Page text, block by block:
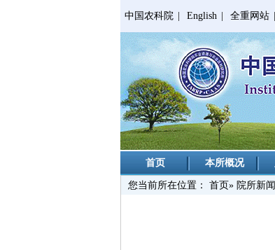
中国农科院 English 全重网站
首页 本所概况
您当前所在位置： 首页» 院所新闻